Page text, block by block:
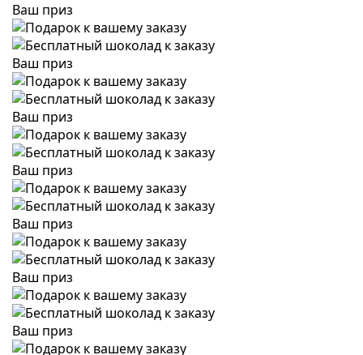
Ваш приз
Ваш приз
Ваш приз
Ваш приз
Ваш приз
Ваш приз
Ваш приз